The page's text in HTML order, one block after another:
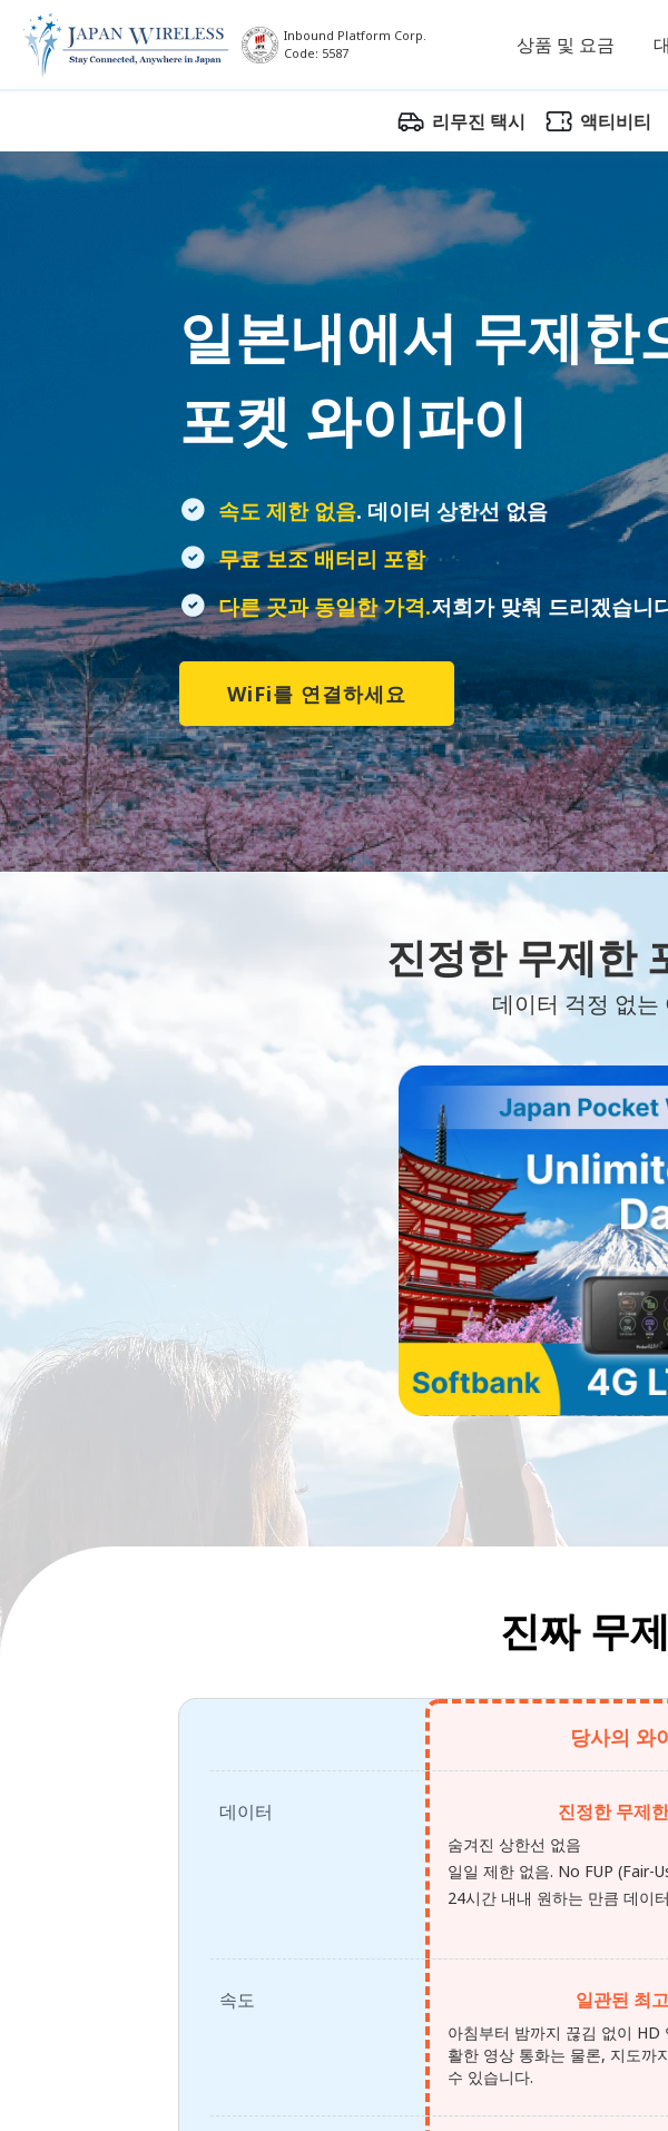
Inbound Platform Corp.
Code: 5587
상품 및 요금
리무진 택시 액티비티
일본내에서 무제한
포켓 와이파이
속도 제한 없음. 데이터 상한선 없음
무료 보조 배터리 포함
다른 곳과 동일한 가격.저희가 맞춰 드리겠습니
WiFi를 연결하세요
진정한 무제한
데이터 걱정 없는
진짜 무
당사의 와
데이터 진정한 무제
숨겨진 상한선 없음
일일 제한 없음. No FUP (Fair-
24시간 내내 원하는 만큼 데이
속도 일관된 최
아침부터 밤까지 끊김 없이 HD
활한 영상 통화는 물론, 지도까
수 있습니다.